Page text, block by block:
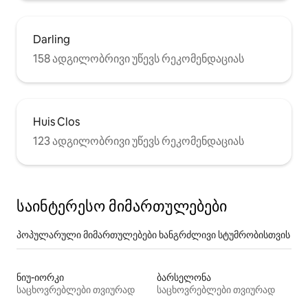
Darling
158 ადგილობრივი უწევს რეკომენდაციას
Huis Clos
123 ადგილობრივი უწევს რეკომენდაციას
საინტერესო მიმართულებები
პოპულარული მიმართულებები ხანგრძლივი სტუმრობისთვის
ნიუ-იორკი
საცხოვრებლები თვიურად
ბარსელონა
საცხოვრებლები თვიურად